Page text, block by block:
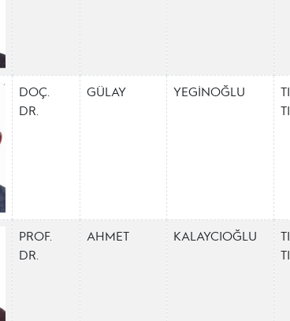
DOÇ.
DR.
GÜLAY YEGİNOĞLU
PROF.
DR.
AHMET KALAYCIOĞLU